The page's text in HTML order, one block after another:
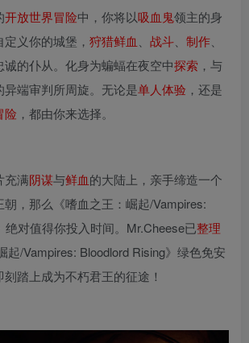
开放世界冒险中，你将以吸血鬼领主的身
定义你的城堡， 狩猎鲜血 战斗 制作
的仆从。化身为蝙蝠在夜空中探索 ，与
端审判所周旋。无论是单人体验 ，还是
险 ，都由你来选择。
充满阴谋与鲜血的大陆上，亲手缔造一个
朝，那么《嗜血之王：崛起/Vampires:
绝对值得你投入时间。Mr.Cheese已整理
起/Vampires: Bloodlord Rising》绿色免安
踏上成为不朽君王的征途！